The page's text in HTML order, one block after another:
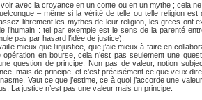
voir avec la croyance en un conte ou en un mythe ; cela
– même si la vérité de telle ou telle religion est
librement les mythes de leur religion, les grecs ont
l’humain : tel par exemple est le sens de la parenté
pas par hasard l’idée de justice).
mieux que l’injustice, que j’aie mieux à faire en
en bourse, cela n’est pas seulement une
question de principe. Non pas de valeur, notion
mais de principe, et c’est précisément ce que veux
Vaut ce que j’estime, ce à quoi j’accorde une
La justice n’est pas une valeur mais un principe.